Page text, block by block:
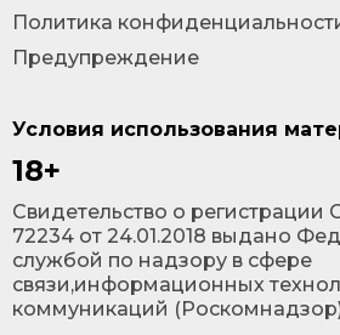
Условия использования
18+
Cвидетельство о
72234 от 24.01.2018 выдано
службой по надзору в сфере
связи,информационных
коммуникаций
Политика
Предупреждение